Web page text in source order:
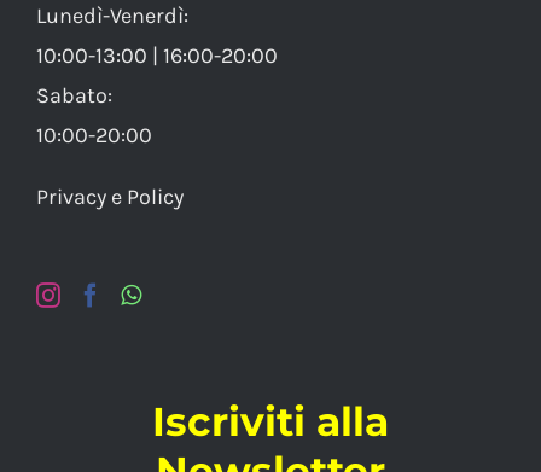
Lunedì-Venerdì:
10:00-13:00 | 16:00-20:00
Sabato:
10:00-20:00
Privacy e Policy
Iscriviti alla